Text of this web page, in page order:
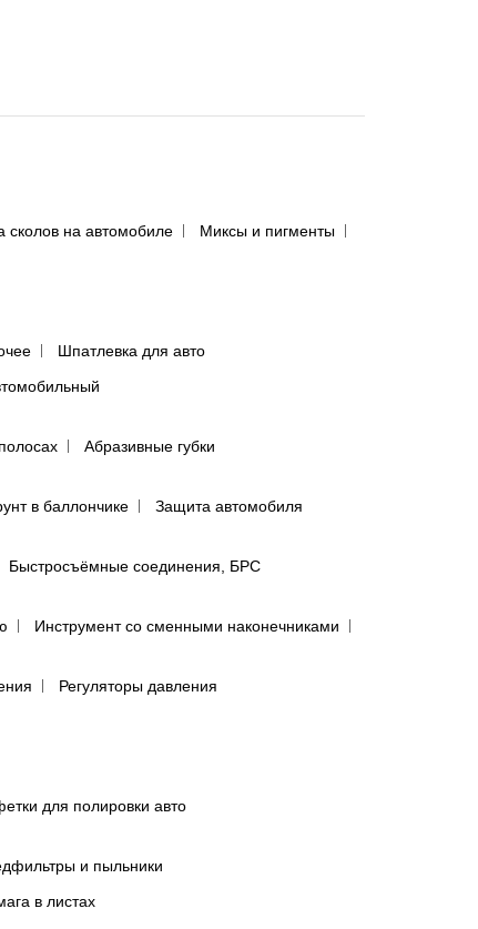
сколов на автомобиле
Миксы и пигменты
Шпатлевка для авто
Абразивные губки
в баллончике
Защита автомобиля
Быстросъёмные соединения, БРС
Инструмент со сменными наконечниками
Регуляторы давления
для полировки авто
и пыльники
в листах